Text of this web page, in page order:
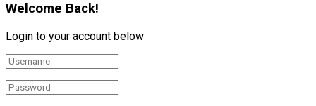
Welcome Back!
Login to your account below